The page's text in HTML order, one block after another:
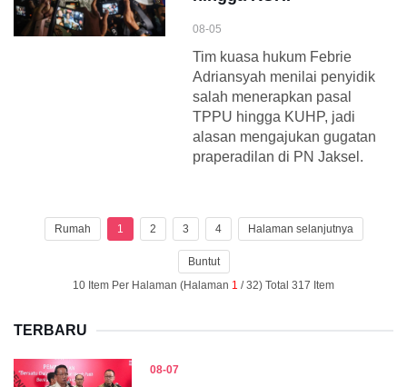
08-05
Tim kuasa hukum Febrie
Adriansyah menilai penyidik
salah menerapkan pasal
TPPU hingga KUHP, jadi
alasan mengajukan gugatan
praperadilan di PN Jaksel.
Rumah 1 2 3 4 Halaman selanjutnya
Buntut
10 Item Per Halaman (Halaman 1 / 32) Total 317 Item
TERBARU
08-07